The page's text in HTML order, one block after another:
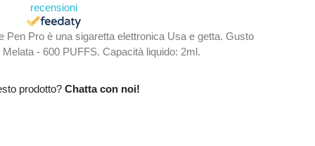
recensioni
Pen Pro è una sigaretta elettronica Usa e getta. Gusto
- 600 PUFFS. Capacità liquido: 2ml.
prodotto? Chatta con noi!